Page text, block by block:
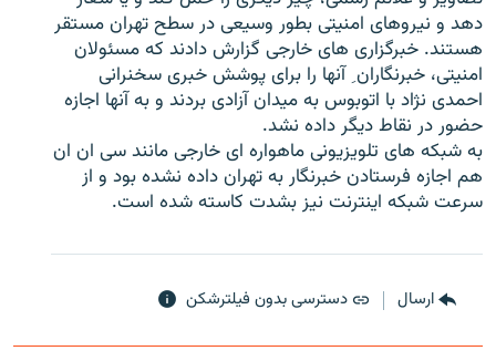
دهد و نیروهای امنیتی بطور وسیعی در سطح تهران مستقر
هستند. خبرگزاری های خارجی گزارش دادند که مسئولان
امنیتی، خبرنگاران ِ آنها را برای پوشش خبری سخنرانی
احمدی نژاد با اتوبوس به میدان آزادی بردند و به آنها اجازه
حضور در نقاط دیگر داده نشد.
به شبکه های تلویزیونی ماهواره ای خارجی مانند سی ان ان
هم اجازه فرستادن خبرنگار به تهران داده نشده بود و از
سرعت شبکه اینترنت نیز بشدت کاسته شده است.
ارسال دسترسی بدون فیلترشکن